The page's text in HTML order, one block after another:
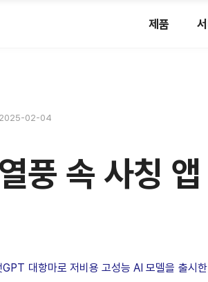
제품
2025-02-04
풍 속 사칭
GPT 대항마로 저비용 고성능 AI모델을 출시